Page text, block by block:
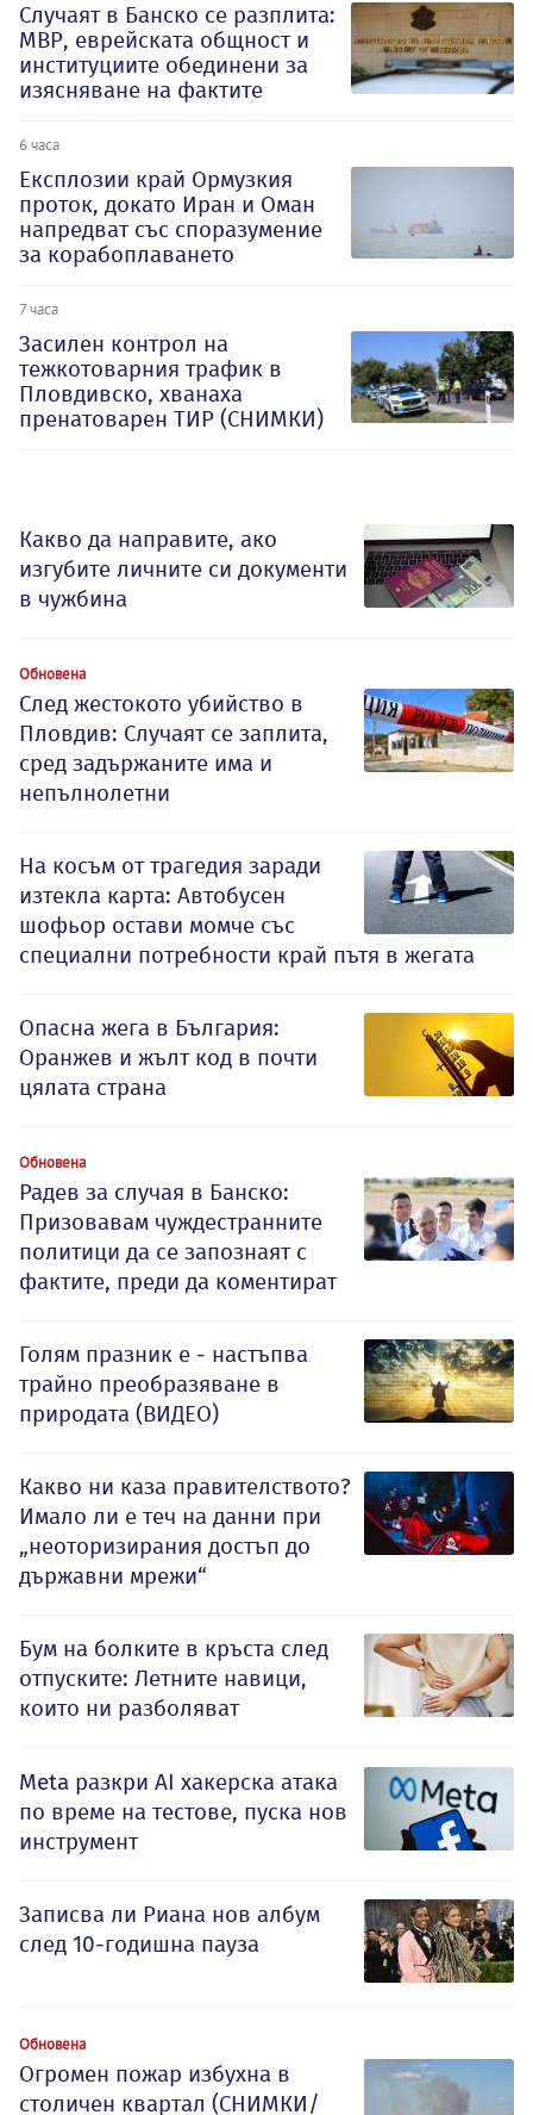
Случаят в Банско се разплита:
МВР, еврейската общност и
институциите обединени за
изясняване на фактите
6 часа
Експлозии край Ормузкия
проток, докато Иран и Оман
напредват със споразумение
за корабоплаването
7 часа
Засилен контрол на
тежкотоварния трафик в
Пловдивско, хванаха
пренатоварен ТИР (СНИМКИ)
Какво да направите, ако
изгубите личните си документи
в чужбина
Обновена
След жестокото убийство в
Пловдив: Случаят се заплита,
сред задържаните има и
непълнолетни
На косъм от трагедия заради
изтекла карта: Автобусен
шофьор остави момче със
специални потребности край пътя в жегата
Опасна жега в България:
Оранжев и жълт код в почти
цялата страна
Обновена
Радев за случая в Банско:
Призовавам чуждестранните
политици да се запознаят с
фактите, преди да коментират
Голям празник е - настъпва
трайно преобразяване в
природата (ВИДЕО)
Какво ни каза правителството?
Имало ли е теч на данни при
„неоторизирания достъп до
държавни мрежи“
Бум на болките в кръста след
отпуските: Летните навици,
които ни разболяват
Meta разкри AI хакерска атака
по време на тестове, пуска нов
инструмент
Записва ли Риана нов албум
след 10-годишна пауза
Обновена
Огромен пожар избухна в
столичен квартал (СНИМКИ/